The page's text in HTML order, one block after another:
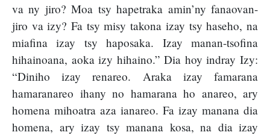
va ny jiro? Moa tsy hapetraka amin’ny fanaovan-
jiro va izy? Fa tsy misy takona izay tsy haseho, na
miafina izay tsy haposaka. Izay manan-tsofina
hihainoana, aoka izy hihaino.” Dia hoy indray Izy:
“Diniho izay renareo. Araka izay famarana
hamaranareo ihany no hamarana ho anareo, ary
homena mihoatra aza ianareo. Fa izay manana dia
homena, ary izay tsy manana kosa, na dia izay